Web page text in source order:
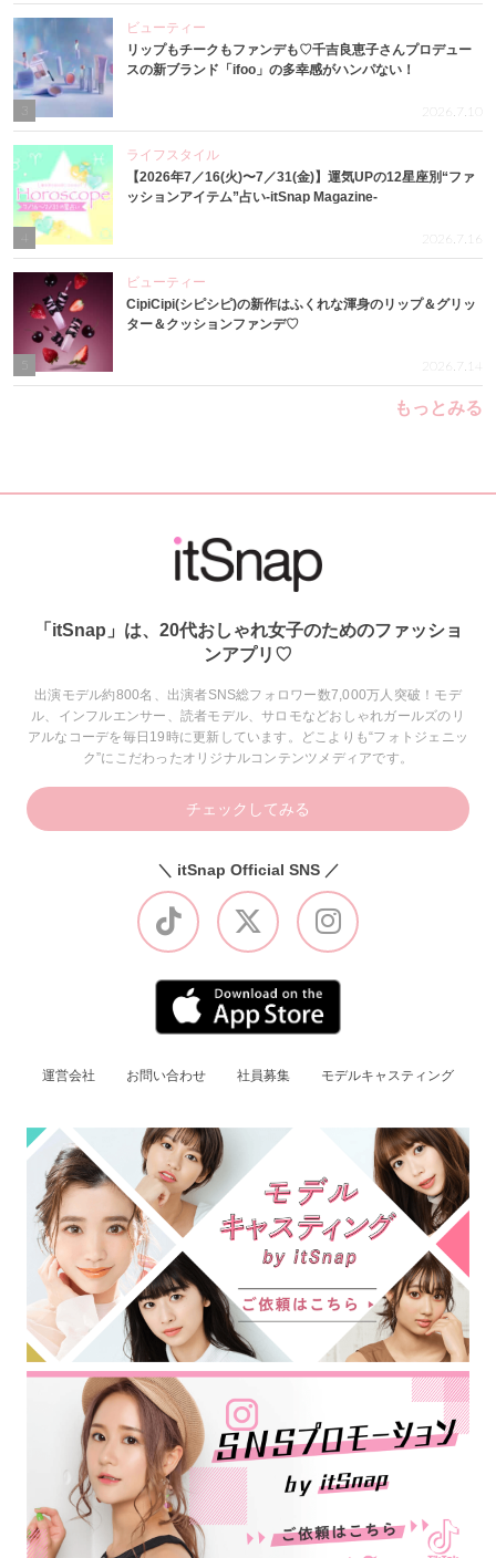
3
ビューティー
リップもチークもファンデも♡千吉良恵子さんプロデュー
スの新ブランド「ifoo」の多幸感がハンパない！
2026.7.10
4
ライフスタイル
【2026年7／16(火)〜7／31(金)】運気UPの12星座別“ファ
ッションアイテム”占い-itSnap Magazine-
2026.7.16
ビューティー
CipiCipi(シピシピ)の新作はふくれな渾身のリップ＆グリッ
ター＆クッションファンデ♡
2026.7.14
もっとみる
「itSnap」は、20代おしゃれ女子のためのファッショ
ンアプリ♡
出演モデル約800名、出演者SNS総フォロワー数7,000万人突破！モデ
ル、インフルエンサー、読者モデル、サロモなどおしゃれガールズのリ
アルなコーデを毎日19時に更新しています。どこよりも“フォトジェニッ
ク”にこだわったオリジナルコンテンツメディアです。
チェックしてみる
＼ itSnap Official SNS ／
運営会社 お問い合わせ 社員募集 モデルキャスティング